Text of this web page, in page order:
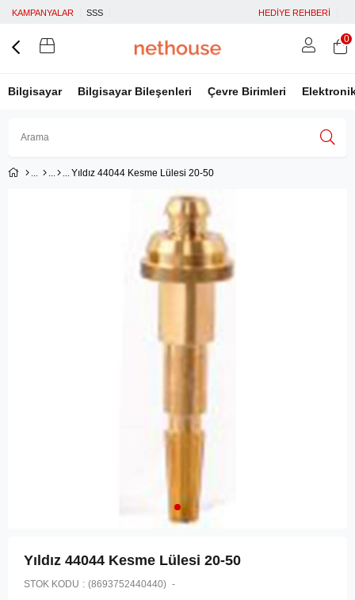
KAMPANYALAR SSS HEDİYE REHBERİ
Bilgisayar Bilgisayar Bileşenleri Çevre Birimleri
Google İle Bağlan
0
Yıldız 44044 Kesme Lülesi 20-50
Yıldız 44044 Kesme Lülesi 20-50
STOK KODU (8693752440440)